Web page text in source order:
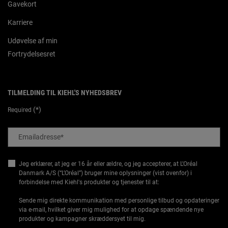
Gavekort
Karriere
Udøvelse af min
Fortrydelsesret
TILMELDING TIL KIEHL'S NYHEDSBREV
Required (*)
Emailadresse*
Jeg erklærer, at jeg er 16 år eller ældre, og jeg accepterer, at L’Oréal
Danmark A/S (“L’Oréal”) bruger mine oplysninger (vist ovenfor) i
forbindelse med Kiehl's produkter og tjenester til at:
Sende mig direkte kommunikation med personlige tilbud og opdateringer
via e-mail, hvilket giver mig mulighed for at opdage spændende nye
produkter og kampagner skræddersyet til mig.